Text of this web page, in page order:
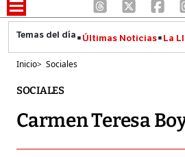
Últimas Noticias La
Inicio> Sociales
SOCIALES
Carmen Teresa